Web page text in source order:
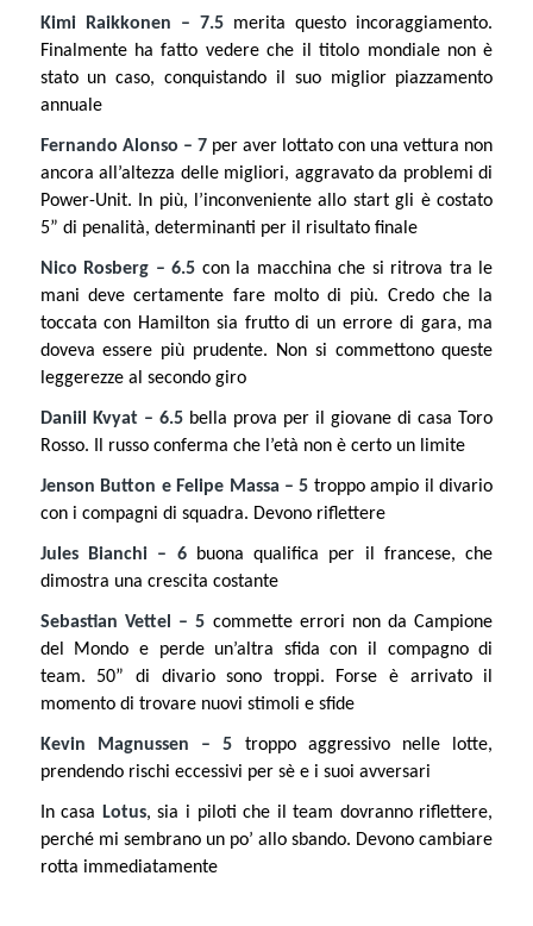
Kimi Raikkonen – 7.5 merita questo incoraggiamento.
Finalmente ha fatto vedere che il titolo mondiale non è
stato un caso, conquistando il suo miglior piazzamento
annuale
Fernando Alonso – 7per aver lottato con una vettura non
ancora all’altezza delle migliori, aggravato da problemi di
Power-Unit. In più, l’inconveniente allo start gli è costato
5” di penalità, determinanti per il risultato finale
Nico Rosberg – 6.5 con la macchina che si ritrova tra le
mani deve certamente fare molto di più. Credo che la
toccata con Hamilton sia frutto di un errore di gara, ma
doveva essere più prudente. Non si commettono queste
leggerezze al secondo giro
Daniil Kvyat – 6.5bella prova per il giovane di casa Toro
Rosso. Il russo conferma che l’età non è certo un limite
Jenson Button e Felipe Massa – 5 troppo ampio il divario
con i compagni di squadra. Devono riflettere
Jules Bianchi – 6buona qualifica per il francese, che
dimostra una crescita costante
Sebastian Vettel – 5 commette errori non da Campione
del Mondo e perde un’altra sfida con il compagno di
team. 50” di divario sono troppi. Forse è arrivato il
momento di trovare nuovi stimoli e sfide
Kevin Magnussen – 5 troppo aggressivo nelle lotte,
prendendo rischi eccessivi per sè e i suoi avversari
In casa Lotus, sia i piloti che il team dovranno riflettere,
perché mi sembrano un po’ allo sbando. Devono cambiare
rotta immediatamente